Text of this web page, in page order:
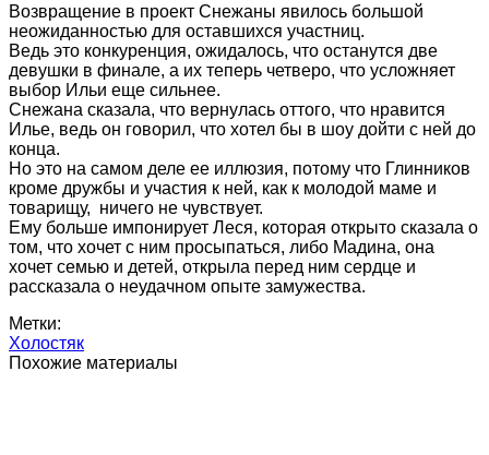
Возвращение в проект Снежаны явилось большой
неожиданностью для оставшихся участниц.
Ведь это конкуренция, ожидалось, что останутся две
девушки в финале, а их теперь четверо, что усложняет
выбор Ильи еще сильнее.
Снежана сказала, что вернулась оттого, что нравится
Илье, ведь он говорил, что хотел бы в шоу дойти с ней до
конца.
Но это на самом деле ее иллюзия, потому что Глинников
кроме дружбы и участия к ней, как к молодой маме и
товарищу, ничего не чувствует.
Ему больше импонирует Леся, которая открыто сказала о
том, что хочет с ним просыпаться, либо Мадина, она
хочет семью и детей, открыла перед ним сердце и
рассказала о неудачном опыте замужества.
Метки:
Холостяк
Похожие материалы